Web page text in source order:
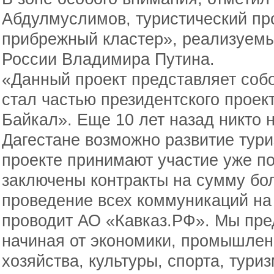
Абдулмуслимов, туристический
прибрежный кластер»,
России Владимира Путина.
«Данный проект представляет
стал частью президентского
Байкал». Еще 10 лет назад никто
Дагестане возможно развитие
проекте принимают участие уже
заключены контракты на сумму
проведение всех коммуникаций
проводит АО «Кавказ.РФ». Мы
начиная от экономики,
хозяйства, культуры, спорта,